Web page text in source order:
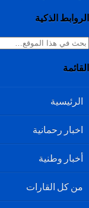
الروابط الذكية
القائمة
الرئيسية
اخبار رحمانية
أخبار وطنية
من كل القارات